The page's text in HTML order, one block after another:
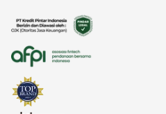
amazon prime